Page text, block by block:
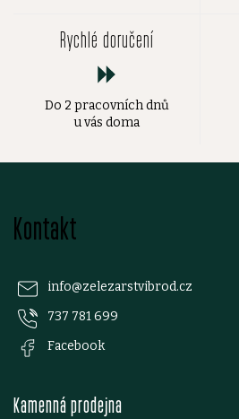
Rychlé doručení
Do 2 pracovních dnů
u vás doma
Kontakt
info@zelezarstvibrod.cz
737 781 699
Facebook
Kamenná prodejna